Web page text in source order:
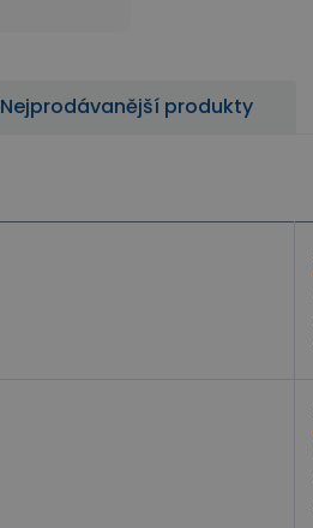
Nejprodávanější produkty